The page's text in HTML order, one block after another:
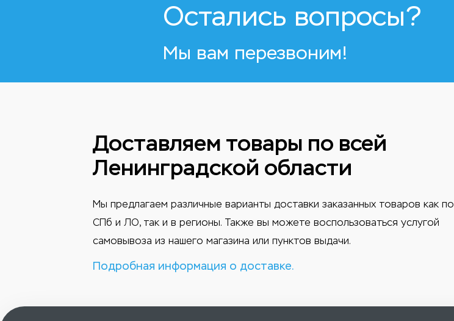
Остались вопросы?
Мы вам перезвоним!
Доставляем товары по всей
Ленинградской области
Мы предлагаем различные варианты доставки заказанных товаров как по
СПб и ЛО, так и в регионы. Также вы можете воспользоваться услугой
самовывоза из нашего магазина или пунктов выдачи.
Подробная информация о доставке.